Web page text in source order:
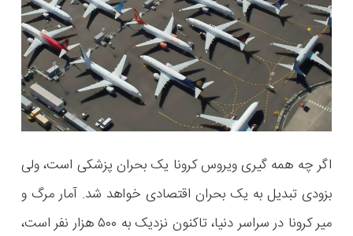
اگر چه همه گیری ویروس کرونا یک بحران پزشکی است، ولی
بزودی تبدیل به یک بحران اقتصادی خواهد شد. آمار مرگ و
میر کرونا در سراسر دنیا، تاکنون نزدیک به ۵۰۰ هزار نفر است،